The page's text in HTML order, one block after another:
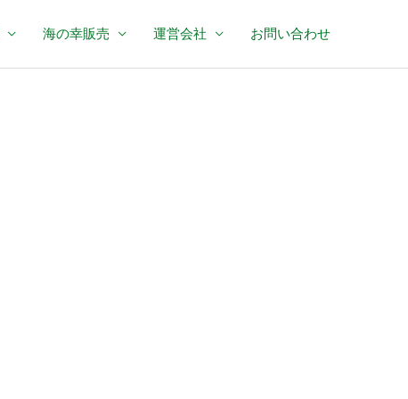
海の幸販売 運営会社 お問い合わせ